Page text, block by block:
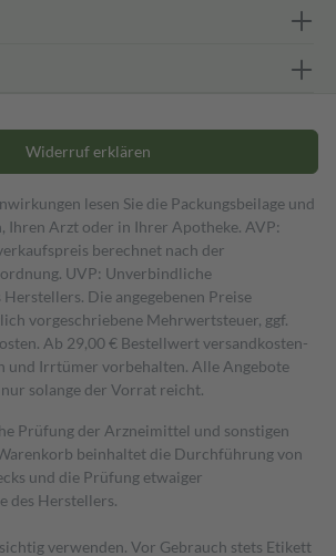
Widerruf erklären
lesen Sie die Packungsbeilage und
Ihren Arzt oder in Ihrer Apotheke. AVP:
berechnet nach der
UVP: Unverbindliche
Die angegebenen Preise
vorgeschriebene Mehrwertsteuer, ggf.
Ab 29,00 € Bestell­wert versand­kosten­
und Irrtümer vorbehalten. Alle Angebote
solange der Vorrat reicht.
Prüfung der Arzneimittel und sonstigen
beinhaltet die Durchführung von
und die Prüfung etwaiger
des Herstellers.
verwenden. Vor Gebrauch stets Etikett